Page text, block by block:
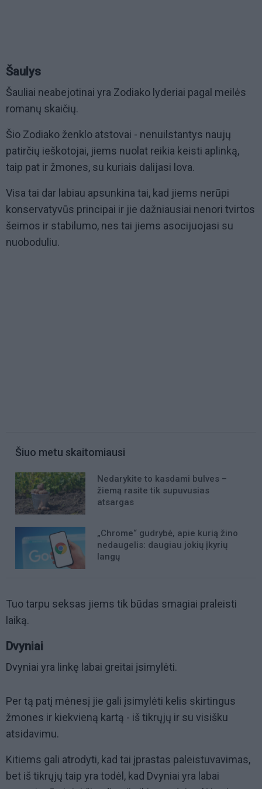
Šaulys
Šauliai neabejotinai yra Zodiako lyderiai pagal meilės
romanų skaičių.
Šio Zodiako ženklo atstovai - nenuilstantys naujų
patirčių ieškotojai, jiems nuolat reikia keisti aplinką,
taip pat ir žmones, su kuriais dalijasi lova.
Visa tai dar labiau apsunkina tai, kad jiems nerūpi
konservatyvūs principai ir jie dažniausiai nenori tvirtos
šeimos ir stabilumo, nes tai jiems asocijuojasi su
nuoboduliu.
Šiuo metu skaitomiausi
Nedarykite to kasdami bulves –
žiemą rasite tik supuvusias
atsargas
„Chrome“ gudrybė, apie kurią žino
nedaugelis: daugiau jokių įkyrių
langų
Tuo tarpu seksas jiems tik būdas smagiai praleisti
laiką.
Dvyniai
Dvyniai yra linkę labai greitai įsimylėti.
Per tą patį mėnesį jie gali įsimylėti kelis skirtingus
žmones ir kiekvieną kartą - iš tikrųjų ir su visišku
atsidavimu.
Kitiems gali atrodyti, kad tai įprastas paleistuvavimas,
bet iš tikrųjų taip yra todėl, kad Dvyniai yra labai